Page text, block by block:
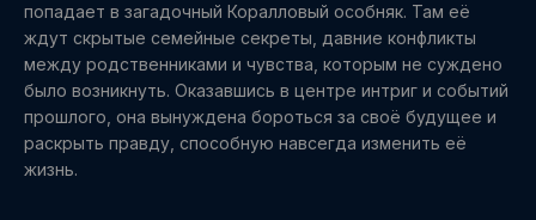
попадает в загадочный Коралловый особняк. Там её
ждут скрытые семейные секреты, давние конфликты
между родственниками и чувства, которым не суждено
было возникнуть. Оказавшись в центре интриг и событий
прошлого, она вынуждена бороться за своё будущее и
раскрыть правду, способную навсегда изменить её
жизнь.